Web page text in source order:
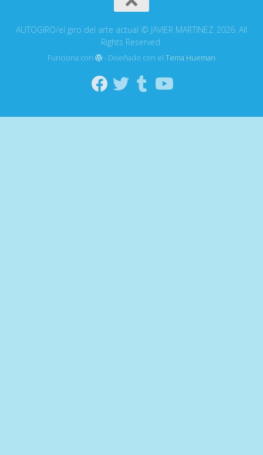
AUTOGIRO/el giro del arte actual © JAVIER MARTINEZ 2026. All
Rights Reserved.
Funciona con - Diseñado con elTema Hueman